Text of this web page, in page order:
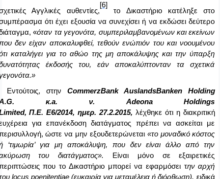
Αγγλικές αυθεντίες,
[6]
το Δικαστήριο κατέληξε στο
ότι έχει εξουσία να συνεχίσει ή να εκδώσει δεύτερο
«όταν τα γεγονότα, συμπεριλαμβανομένων και εκείνων
δεν είχαν αποκαλυφθεί, τεθούν ενώπιόν του και νοουμένου
καταλήγει για το αθώο της μη αποκάλυψης και την ύπαρξη
έκδοσής του, εάν αποκαλύπτονταν τα σχετικά
Εντούτοις, στην
CommerzBank AuslandsBanken Holding
κ.a. ν. Adeona Holdings
Π.Ε.Ε6/2014,ημερ.27.2.2015, λέχθηκε ότι η διακριτική
για επανέκδοση διατάγματος πρέπει να ασκείται με
ώστε να μην εξουδετερώνεται «το μοναδικό κόστος
‘τιμωρία’ για μη αποκάλυψη, που δεν είναι άλλο από την
του διατάγματος».
Είναι μόνο σε εξαιρετικές
που το Δικαστήριο μπορεί να εφαρμόσει την αρχή
locus poenitentiae(ευκαιρία για μεταμέλεια ή διόρθωση), ειδικά